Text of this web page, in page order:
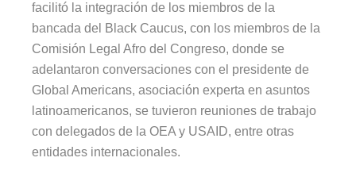
facilitó la integración de los miembros de la
bancada del Black Caucus, con los miembros de la
Comisión Legal Afro del Congreso, donde se
adelantaron conversaciones con el presidente de
Global Americans, asociación experta en asuntos
latinoamericanos, se tuvieron reuniones de trabajo
con delegados de la OEA y USAID, entre otras
entidades internacionales.